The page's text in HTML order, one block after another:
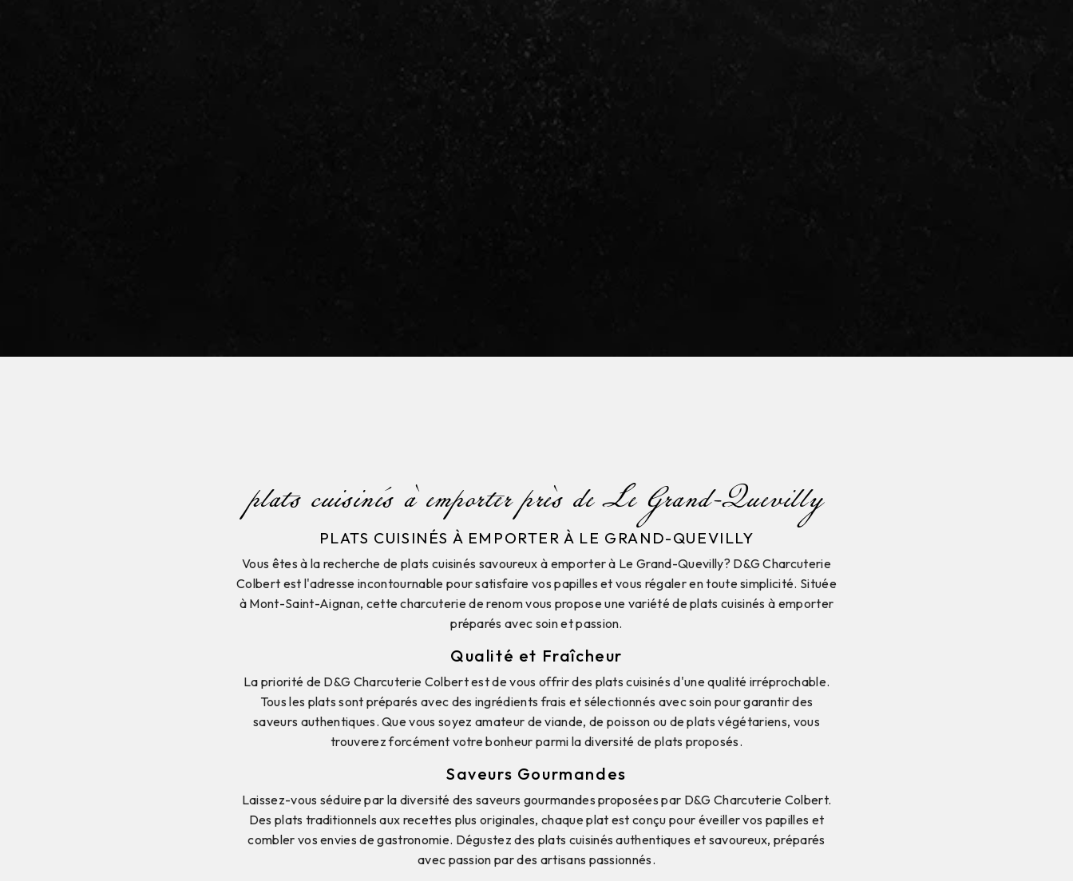
plats cuisinés à emporter près de Le Grand-Quevilly
PLATS CUISINÉS À EMPORTER À LE GRAND-QUEVILLY
Vous êtes à la recherche de plats cuisinés savoureux à emporter à Le Grand-Quevilly? D&G Charcuterie
Colbert est l'adresse incontournable pour satisfaire vos papilles et vous régaler en toute simplicité. Située
à Mont-Saint-Aignan, cette charcuterie de renom vous propose une variété de plats cuisinés à emporter
préparés avec soin et passion.
Qualité et Fraîcheur
La priorité de D&G Charcuterie Colbert est de vous offrir des plats cuisinés d'une qualité irréprochable.
Tous les plats sont préparés avec des ingrédients frais et sélectionnés avec soin pour garantir des
saveurs authentiques. Que vous soyez amateur de viande, de poisson ou de plats végétariens, vous
trouverez forcément votre bonheur parmi la diversité de plats proposés.
Saveurs Gourmandes
Laissez-vous séduire par la diversité des saveurs gourmandes proposées par D&G Charcuterie Colbert.
Des plats traditionnels aux recettes plus originales, chaque plat est conçu pour éveiller vos papilles et
combler vos envies de gastronomie. Dégustez des plats cuisinés authentiques et savoureux, préparés
avec passion par des artisans passionnés.